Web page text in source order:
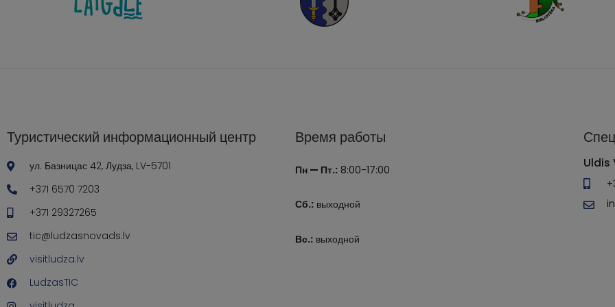
Туристический информационный центр
ул. Базницас 42, Лудза, LV-5701
+371 6570 7203
+371 29327265
tic@ludzasnovads.lv
visitludza.lv
LudzasTIC
Время работы
Пн — Пт.:8:00-17:00
Сб.:выходной
Вс.:выходной
Uldis